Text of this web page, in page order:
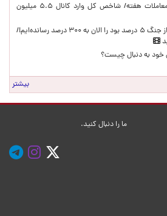
رشد بورس در اولین روز معاملات هفته/ شاخص کل وارد کانال ۵.۵ میلیون
ترامپ: تورم ایران که قبل از جنگ ۵ درصد بود را الان به ۳۰۰ درصد رسانده‌ایم!/
خود به دنبال چیست؟
بیشتر
ما را دنبال کنید.